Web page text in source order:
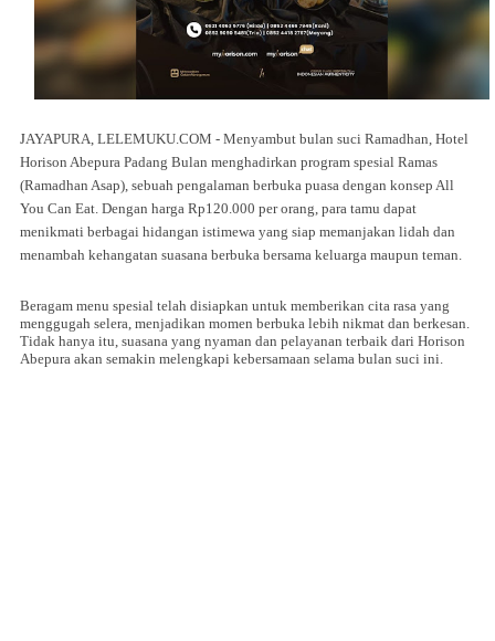
JAYAPURA, LELEMUKU.COM - Menyambut bulan suci Ramadhan, Hotel
Horison Abepura Padang Bulan menghadirkan program spesial Ramas
(Ramadhan Asap), sebuah pengalaman berbuka puasa dengan konsep All
You Can Eat. Dengan harga Rp120.000 per orang, para tamu dapat
menikmati berbagai hidangan istimewa yang siap memanjakan lidah dan
menambah kehangatan suasana berbuka bersama keluarga maupun teman.
Beragam menu spesial telah disiapkan untuk memberikan cita rasa yang
menggugah selera, menjadikan momen berbuka lebih nikmat dan berkesan.
Tidak hanya itu, suasana yang nyaman dan pelayanan terbaik dari Horison
Abepura akan semakin melengkapi kebersamaan selama bulan suci ini.